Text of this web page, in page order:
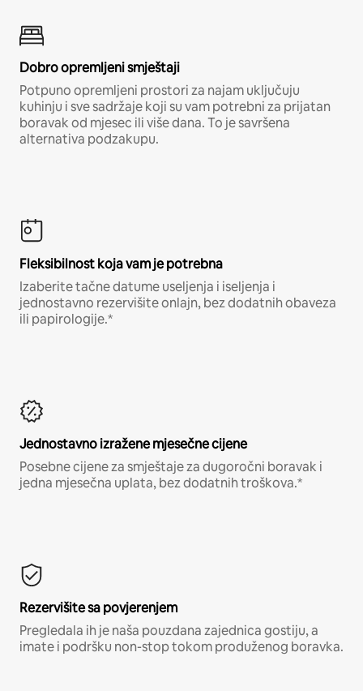
Dobro opremljeni smještaji
Potpuno opremljeni prostori za najam uključuju
kuhinju i sve sadržaje koji su vam potrebni za prijatan
boravak od mjesec ili više dana. To je savršena
alternativa podzakupu.
Fleksibilnost koja vam je potrebna
Izaberite tačne datume useljenja i iseljenja i
jednostavno rezervišite onlajn, bez dodatnih obaveza
ili papirologije.*
Jednostavno izražene mjesečne cijene
Posebne cijene za smještaje za dugoročni boravak i
jedna mjesečna uplata, bez dodatnih troškova.*
Rezervišite sa povjerenjem
Pregledala ih je naša pouzdana zajednica gostiju, a
imate i podršku non-stop tokom produženog boravka.